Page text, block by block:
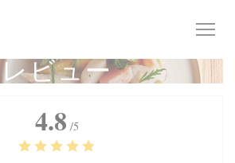
レビュー
4.8 /5